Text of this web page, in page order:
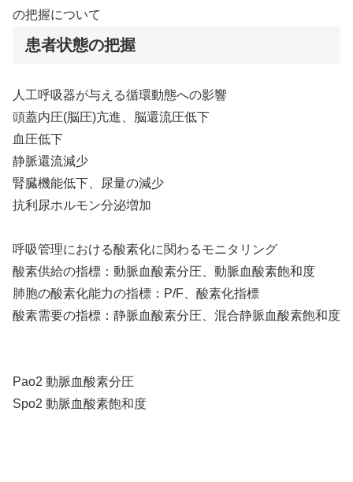
の把握について
患者状態の把握
人工呼吸器が与える循環動態への影響
頭蓋内圧(脳圧)亢進、脳還流圧低下
血圧低下
静脈還流減少
腎臓機能低下、尿量の減少
抗利尿ホルモン分泌増加
呼吸管理における酸素化に関わるモニタリング
酸素供給の指標：動脈血酸素分圧、動脈血酸素飽和度
肺胞の酸素化能力の指標：P/F、酸素化指標
酸素需要の指標：静脈血酸素分圧、混合静脈血酸素飽和度
Pao2 動脈血酸素分圧
Spo2 動脈血酸素飽和度